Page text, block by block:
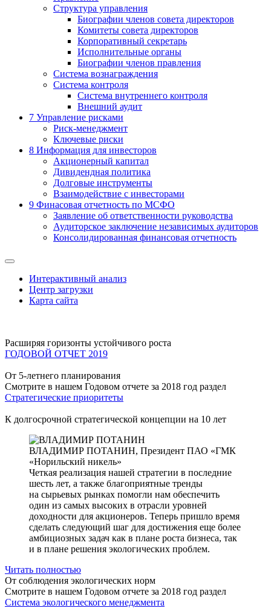
Структура управления
Биографии членов совета директоров
Комитеты совета директоров
Корпоративный секретарь
Исполнительные органы
Биографии членов правления
Система вознаграждения
Система контроля
Система внутреннего контроля
Внешний аудит
7 Управление рисками
Риск-менеджмент
Ключевые риски
8 Информация для инвесторов
Акционерный капитал
Дивидендная политика
Долговые инструменты
Взаимодействие с инвеcторами
9 Финасовая отчетность по МСФО
Заявление об ответственности руководства
Аудиторское заключение независимых аудиторов
Консолидированная финансовая отчетность
Интерактивный анализ
Центр загрузки
Карта сайта
Расширяя горизонты устойчивого роста
ГОДОВОЙ ОТЧЕТ 2019
От 5-летнего планирования
Смотрите в нашем Годовом отчете за 2018 год раздел
Стратегические приоритеты
К долгосрочной стратегической концепции на 10 лет
ВЛАДИМИР ПОТАНИН, Президент ПАО «ГМК
«Норильский никель»
Четкая реализация нашей стратегии в последние
шесть лет, а также благоприятные тренды
на сырьевых рынках помогли нам обеспечить
один из самых высоких в отрасли уровней
доходности для акционеров. Теперь пришло время
сделать следующий шаг для достижения еще более
амбициозных задач как в плане роста бизнеса, так
и в плане решения экологических проблем.
Читать полностью
От соблюдения экологических норм
Смотрите в нашем Годовом отчете за 2018 год раздел
Система экологического менеджмента